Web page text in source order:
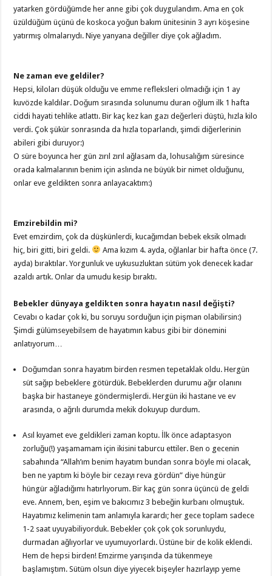
yatarken gördüğümde her anne gibi çok duygulandım. Ama en çok
üzüldüğüm üçünü de koskoca yoğun bakım ünitesinin 3 ayrı köşesine
yatırmış olmalarıydı. Niye yanyana değiller diye çok ağladım.
Ne zaman eve geldiler?
Hepsi, kiloları düşük olduğu ve emme refleksleri olmadığı için 1 ay
kuvözde kaldılar. Doğum sırasında solunumu duran oğlum ilk 1 hafta
ciddi hayati tehlike atlattı. Bir kaç kez kan gazı değerleri düştü, hızla kilo
verdi. Çok şükür sonrasında da hızla toparlandı, şimdi diğerlerinin
abileri gibi duruyor:)
O süre boyunca her gün zırıl zırıl ağlasam da, lohusalığım süresince
orada kalmalarının benim için aslında ne büyük bir nimet olduğunu,
onlar eve geldikten sonra anlayacaktım:)
Emzirebildin mi?
Evet emzirdim, çok da düşkünlerdi, kucağımdan bebek eksik olmadı
hiç, biri gitti, biri geldi.
Ama kızım 4. ayda, oğlanlar bir hafta önce (7.
ayda) bıraktılar. Yorgunluk ve uykusuzluktan sütüm yok denecek kadar
azaldı artık. Onlar da umudu kesip bıraktı.
Bebekler dünyaya geldikten sonra hayatın nasıl değişti?
Cevabı o kadar çok ki, bu soruyu sorduğun için pişman olabilirsin:)
Şimdi gülümseyebilsem de hayatımın kabus gibi bir dönemini
anlatıyorum…
Doğumdan sonra hayatım birden resmen tepetaklak oldu. Hergün
süt sağıp bebeklere götürdük. Bebeklerden durumu ağır olanını
başka bir hastaneye göndermişlerdi. Hergün iki hastane ve ev
arasında, o ağrılı durumda mekik dokuyup durdum.
Asıl kıyamet eve geldikleri zaman koptu. İlk önce adaptasyon
zorluğu(!) yaşamamam için ikisini taburcu ettiler. Ben o gecenin
sabahında “Allah’ım benim hayatım bundan sonra böyle mi olacak,
ben ne yaptım ki böyle bir cezayı reva gördün” diye hüngür
hüngür ağladığımı hatırlıyorum. Bir kaç gün sonra üçüncü de geldi
eve. Annem, ben, eşim ve bakıcımız 3 bebeğin kurbanı olmuştuk.
Hayatımız kelimenin tam anlamıyla karardı; her gece toplam sadece
1-2 saat uyuyabiliyorduk. Bebekler çok çok çok sorunluydu,
durmadan ağlıyorlar ve uyumuyorlardı. Üstüne bir de kolik eklendi.
Hem de hepsi birden! Emzirme yarışında da tükenmeye
başlamıştım. Sütüm olsun diye yiyecek bişeyler hazırlayıp yeme